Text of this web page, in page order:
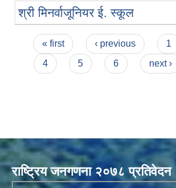
श्री मिनर्वाजूनियर ई. स्कूल
Pages
« first ‹ previous 1
4
5 6 next ›
राष्ट्रिय जनगणना २०७८ प्रतिवेदन